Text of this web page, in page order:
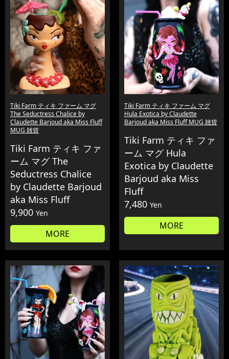
Tiki Farm ティキ ファーム マグ
The Seductress Chalice by
Claudette Barjoud aka Miss Fluff
MUG 雑貨
Tiki Farm ティキ ファ
ーム マグ The
Seductress Chalice
by Claudette Barjoud
aka Miss Fluff
9,900 Yen
MORE
Tiki Farm ティキ ファーム マグ
Hula Exotica by Claudette
Barjoud aka Miss Fluff MUG 雑貨
Tiki Farm ティキ ファ
ーム マグ Hula
Exotica by Claudette
Barjoud aka Miss
Fluff
7,480 Yen
MORE